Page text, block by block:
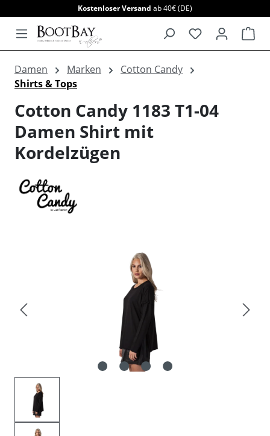
Kostenloser Versand ab 40€ (DE)
Damen Marken
Cotton Candy
Shirts & Tops
Cotton Candy 1183 T1-04
Damen Shirt mit
Kordelzügen